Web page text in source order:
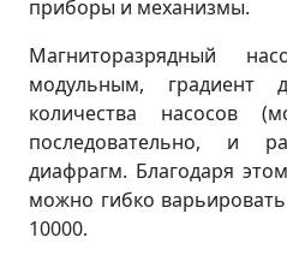
приборы и механизмы.
Магниторазрядный
модульным, градиент
количества насосов
последовательно, и
диафрагм. Благодаря
можно гибко
10000.